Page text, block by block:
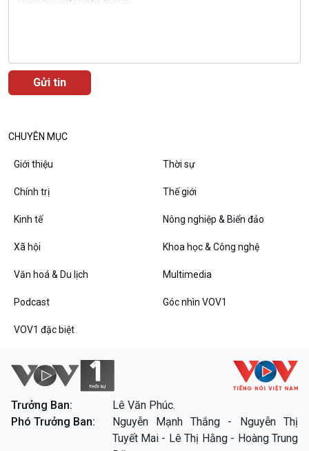
CHUYÊN MỤC
Giới thiệu Thời sự
Chính trị Thế giới
Kinh tế Nông nghiệp & Biển đảo
Xã hội Khoa học & Công nghệ
Văn hoá & Du lịch Multimedia
Podcast Góc nhìn VOV1
VOV1 đặc biệt
Trưởng Ban:
Lê Văn Phúc.
Phó Trưởng Ban:
Nguyễn Mạnh Thắng - Nguyễn Thị
Tuyết Mai - Lê Thị Hằng - Hoàng Trung